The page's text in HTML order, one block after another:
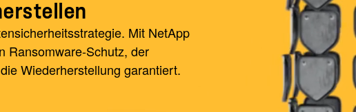
Mit NetApp
Ransomware-Schutz, der
Wiederherstellung garantiert.